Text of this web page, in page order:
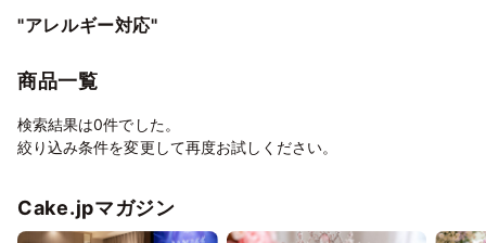
"アレルギー対応"
商品一覧
検索結果は0件でした。
絞り込み条件を変更して再度お試しください。
Cake.jpマガジン